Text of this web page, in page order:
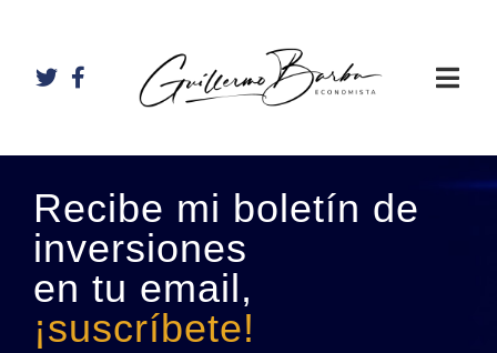
Recibe mi boletín de
inversiones
en tu email,
¡suscríbete!